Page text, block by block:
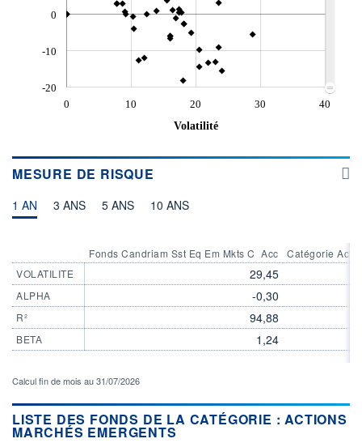
-20
-10
0
0 10 20 30
40
Volatilité
MESURE DE RISQUE
1 AN 3 ANS 5 ANS 10 ANS
VOLATILITE
ALPHA
R²
BETA
Fonds Candriam Sst Eq Em Mkts C  Acc
29,45
-0,30
94,88
1,24
Catégorie
Calcul fin de mois au 31/07/2026
LISTE DES FONDS DE LA CATÉGORIE : ACTIONS
MARCHÉS EMERGENTS